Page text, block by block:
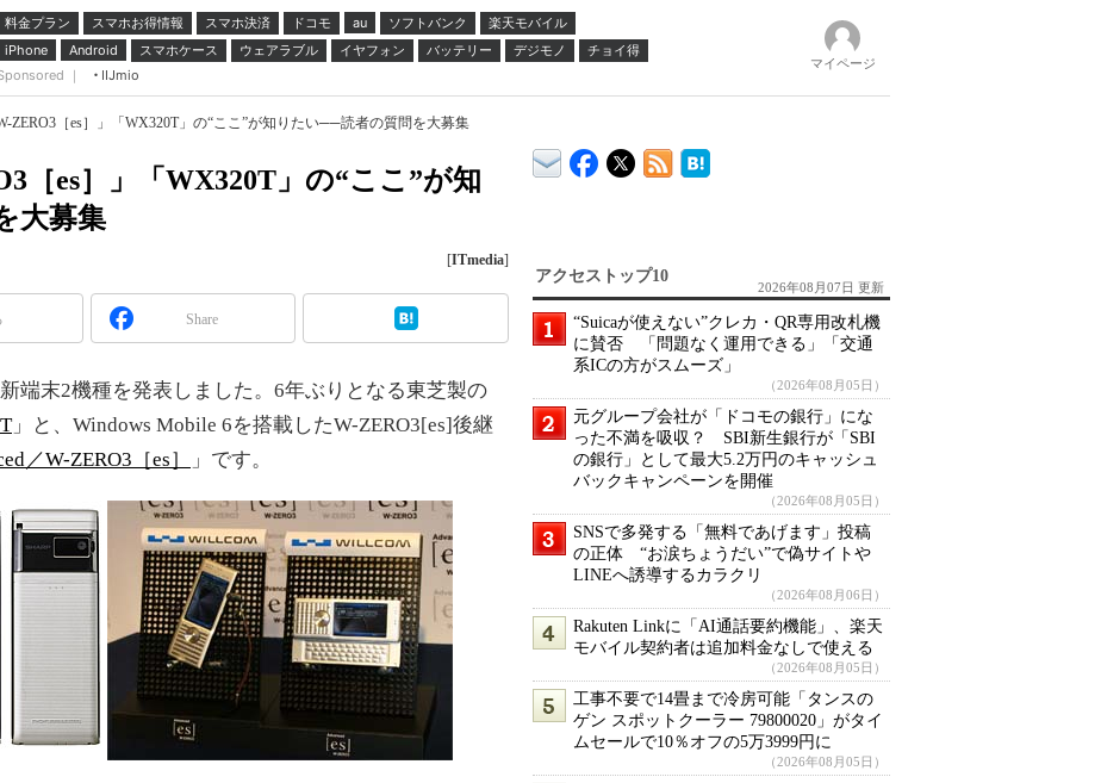
料金プラン スマホお得情報 スマホ決済 ドコモ au ソフトバンク
楽天モバイル
iPhone
Android スマホケース ウェアラブル イヤフォン バッテリー デジモノ
チョイ得
｜
IIJmio
マイページ
W-ZERO3［es］」「WX320T」の“ここ”が知りたい──読者の質問を大募集
［es］」「WX320T」の“ここ”が知
大募集
[ITmedia]
Share
端末2機種を発表しました。6年ぶりとなる東芝製の
」と、Windows Mobile 6を搭載したW-ZERO3[es]後継
／W-ZERO3［es］ 」です。
アクセストップ10
2026年08月07日 更新
“Suicaが使えない”クレカ・QR専用改札機
に賛否 「問題なく運用できる」「交通
系ICの方がスムーズ」
（2026年08月05日）
元グループ会社が「ドコモの銀行」にな
った不満を吸収？ SBI新生銀行が「SBI
の銀行」として最大5.2万円のキャッシュ
バックキャンペーンを開催
（2026年08月05日）
SNSで多発する「無料であげます」投稿
の正体 “お涙ちょうだい”で偽サイトや
LINEへ誘導するカラクリ
（2026年08月06日）
Rakuten Linkに「AI通話要約機能」、楽天
モバイル契約者は追加料金なしで使える
（2026年08月05日）
工事不要で14畳まで冷房可能「タンスの
ゲン スポットクーラー 79800020」がタイ
ムセールで10％オフの5万3999円に
（2026年08月05日）